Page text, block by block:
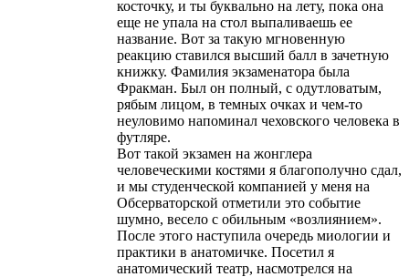
косточку, и ты буквально на лету, пока она
еще не упала на стол выпаливаешь ее
название. Вот за такую мгновенную
реакцию ставился высший балл в зачетную
книжку. Фамилия экзаменатора была
Фракман. Был он полный, с одутловатым,
рябым лицом, в темных очках и чем-то
неуловимо напоминал чеховского человека в
футляре.
Вот такой экзамен на жонглера
человеческими костями я благополучно сдал,
и мы студенческой компанией у меня на
Обсерваторской отметили это событие
шумно, весело с обильным «возлиянием».
После этого наступила очередь миологии и
практики в анатомичке. Посетил я
анатомический театр, насмотрелся на